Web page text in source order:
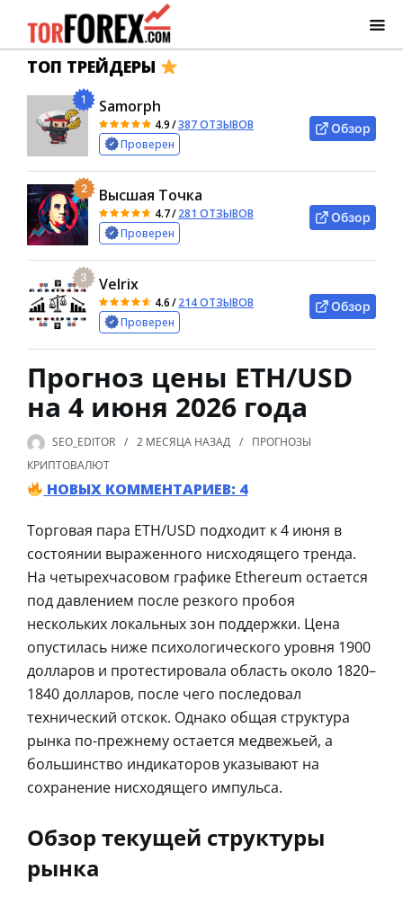
ТОП ТРЕЙДЕРЫ
1 Samorph
4.9/387 ОТЗЫВОВ
Проверен
Обзор
2 Высшая Точка
4.7/281 ОТЗЫВОВ
Проверен
Обзор
3 Velrix
4.6/214 ОТЗЫВОВ
Проверен
Обзор
Прогноз цены ETH/USD
на 4 июня 2026 года
SEO_EDITOR 2 МЕСЯЦА НАЗАД
ПРОГНОЗЫ
КРИПТОВАЛЮТ
НОВЫХ КОММЕНТАРИЕВ: 4
Торговая пара ETH/USD подходит к 4 июня в
состоянии выраженного нисходящего тренда.
На четырехчасовом графике Ethereum остается
под давлением после резкого пробоя
нескольких локальных зон поддержки. Цена
опустилась ниже психологического уровня 1900
долларов и протестировала область около 1820–
1840 долларов, после чего последовал
технический отскок. Однако общая структура
рынка по-прежнему остается медвежьей, а
большинство индикаторов указывают на
сохранение нисходящего импульса.
Обзор текущей структуры
рынка